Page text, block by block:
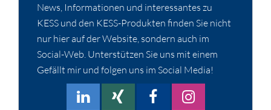
News, Informationen und interessantes zu
KESS und den KESS-Produkten finden Sie nicht
nur hier auf der Website, sondern auch im
Social-Web. Unterstützen Sie uns mit einem
Gefällt mir und folgen uns im Social Media!